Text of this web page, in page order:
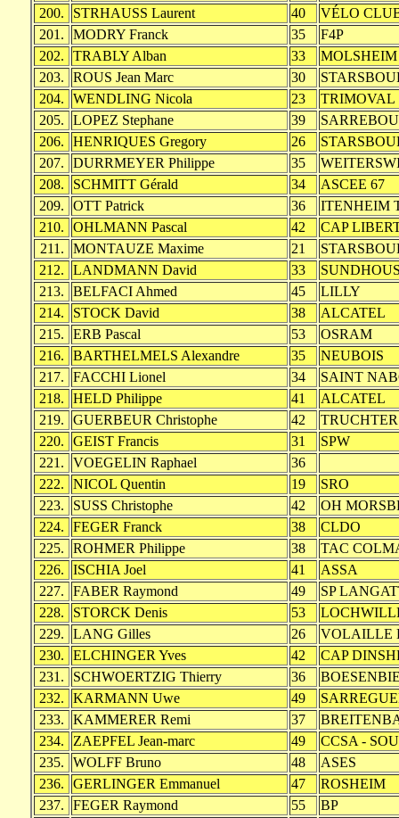
200.
STRHAUSS Laurent 40
VÉLO
201.
MODRY Franck 35
F4P
202.
TRABLY Alban 33
MOLSHEIM
203.
ROUS Jean Marc 30
204.
WENDLING Nicola 23
TRIMOVAL
205.
LOPEZ Stephane 39
206.
HENRIQUES Gregory 26
207.
DURRMEYER Philippe 35
208.
SCHMITT Gérald 34
ASCEE 67
209.
OTT Patrick 36
ITENHEIM
210.
OHLMANN Pascal 42
CAP
211.
MONTAUZE Maxime 21
212.
LANDMANN David 33
213.
BELFACI Ahmed 45
LILLY
214.
STOCK David 38
ALCATEL
215.
ERB Pascal 53
OSRAM
216.
BARTHELMELS Alexandre 35
NEUBOIS
217.
FACCHI Lionel 34
SAINT
218.
HELD Philippe 41
ALCATEL
219.
GUERBEUR Christophe 42
220.
GEIST Francis 31
SPW
221.
VOEGELIN Raphael
36
222.
NICOL Quentin 19
SRO
223.
SUSS Christophe 42
OH
224.
FEGER Franck 38
CLDO
225.
ROHMER Philippe 38
TAC
226.
ISCHIA Joel 41
ASSA
227.
FABER Raymond 49
SP
228.
STORCK Denis 53
229.
LANG Gilles 26
VOLAILLE
230.
ELCHINGER Yves 42
CAP
231.
SCHWOERTZIG Thierry 36
232.
KARMANN Uwe 49
233.
KAMMERER Remi 37
234.
ZAEPFEL Jean-marc 49
CCSA -
235.
WOLFF Bruno 48
ASES
236.
GERLINGER Emmanuel 47
ROSHEIM
237.
FEGER Raymond 55
BP